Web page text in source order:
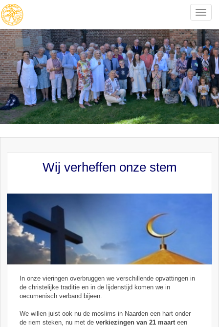
Toggle
Wij verheffen onze stem
In onze vieringen overbruggen we verschillende opvattingen in
de christelijke traditie en in de lijdenstijd komen we in
oecumenisch verband bijeen.
We willen juist ook nu de moslims in Naarden een hart onder
de riem steken, nu met deverkiezingen van 21 maarteen